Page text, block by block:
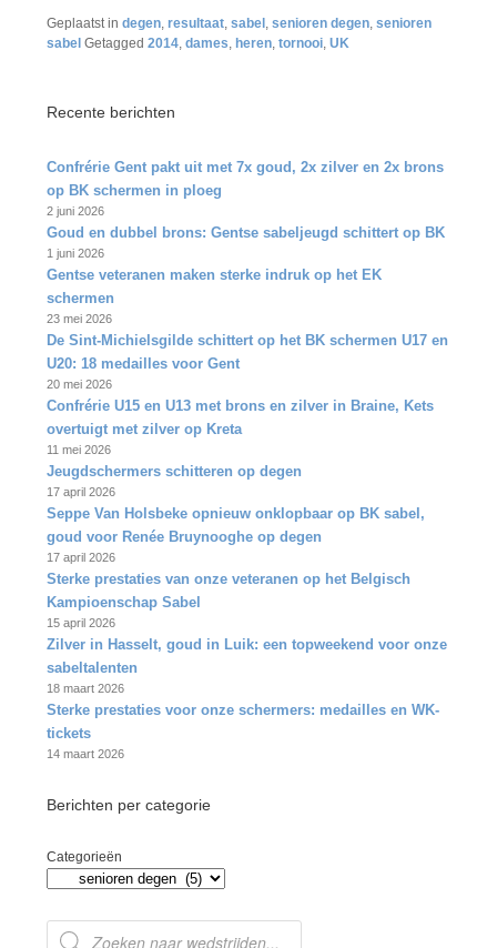
Geplaatst in degen, resultaat, sabel , senioren degen, senioren
sabel Getagged 2014, dames, heren, tornooi, UK
Recente berichten
Confrérie Gent pakt uit met 7x goud, 2x zilver en 2x brons
op BK schermen in ploeg
2 juni 2026
Goud en dubbel brons: Gentse sabeljeugd schittert op BK
1 juni 2026
Gentse veteranen maken sterke indruk op het EK
schermen
23 mei 2026
De Sint‑Michielsgilde schittert op het BK schermen U17 en
U20: 18 medailles voor Gent
20 mei 2026
Confrérie U15 en U13 met brons en zilver in Braine, Kets
overtuigt met zilver op Kreta
11 mei 2026
Jeugdschermers schitteren op degen
17 april 2026
Seppe Van Holsbeke opnieuw onklopbaar op BK sabel,
goud voor Renée Bruynooghe op degen
17 april 2026
Sterke prestaties van onze veteranen op het Belgisch
Kampioenschap Sabel
15 april 2026
Zilver in Hasselt, goud in Luik: een topweekend voor onze
sabeltalenten
18 maart 2026
Sterke prestaties voor onze schermers: medailles en WK-
tickets
14 maart 2026
Berichten per categorie
Categorieën
Producten
zoeken